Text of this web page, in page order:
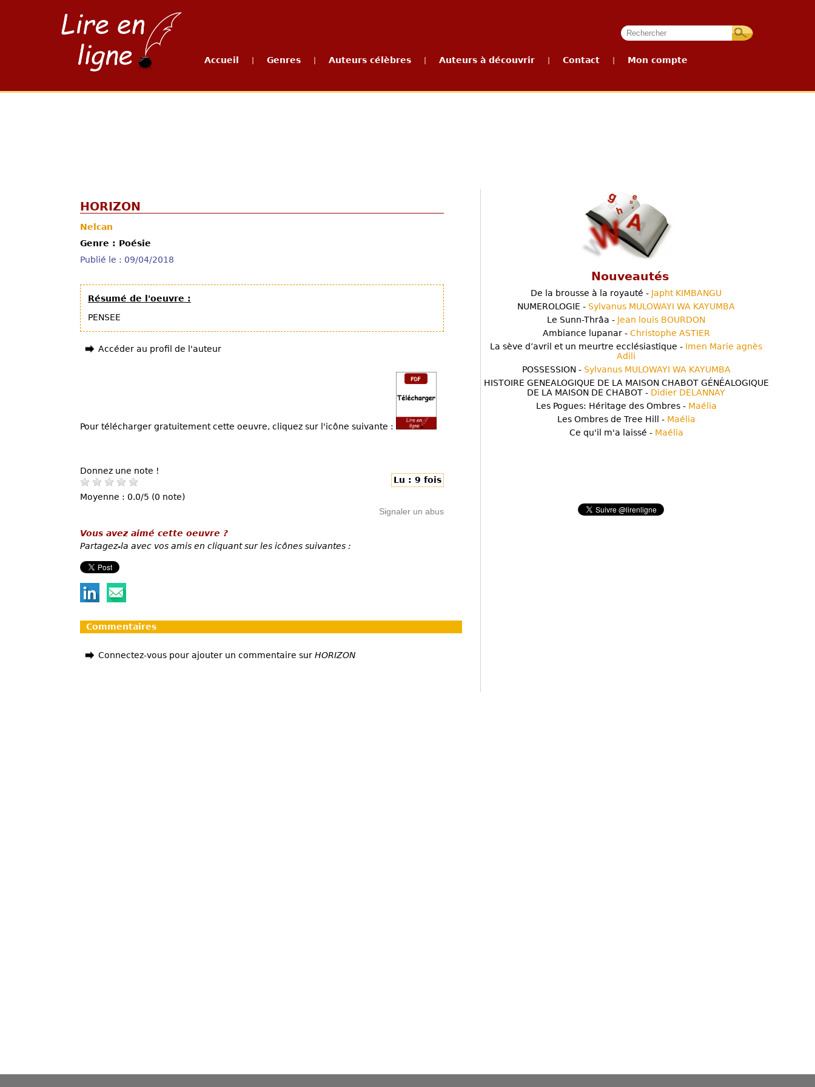
Accueil Genres Auteurs célèbres Auteurs à découvrir Contact Mon compte
HORIZON
Nelcan
Genre : Poésie
Publié le : 09/04/2018
Résumé de l'oeuvre :
PENSEE
Accéder au profil de l'auteur
Pour télécharger gratuitement cette oeuvre, cliquez sur l'icône suivante :
Donnez une note !
Moyenne : 0.0/5 (0 note)
Lu : 9 fois
Signaler un abus
Vous avez aimé cette oeuvre ?
Partagez-la avec vos amis en cliquant sur les icônes suivantes :
Commentaires
Connectez-vous pour ajouter un commentaire sur HORIZON
Nouveautés
De la brousse à la royauté - Japht KIMBANGU
NUMEROLOGIE - Sylvanus MULOWAYI WA KAYUMBA
Le Sunn-Thrâa - Jean louis BOURDON
Ambiance lupanar - Christophe ASTIER
La sève d’avril et un meurtre ecclésiastique - Imen Marie agnès
Adili
POSSESSION - Sylvanus MULOWAYI WA KAYUMBA
HISTOIRE GENEALOGIQUE DE LA MAISON CHABOT GÉNÉALOGIQUE
DE LA MAISON DE CHABOT - Didier DELANNAY
Les Pogues: Héritage des Ombres - Maélia
Les Ombres de Tree Hill - Maélia
Ce qu'il m'a laissé - Maélia